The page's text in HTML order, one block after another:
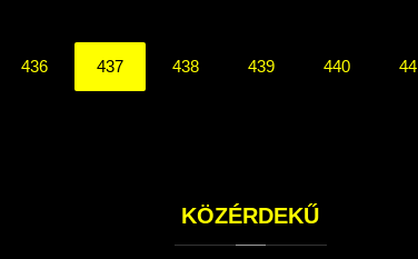
436 437 438 439 440
KÖZÉRDEKŰ